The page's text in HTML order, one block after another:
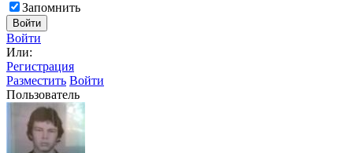
Запомнить
Войти
Войти
Или:
Регистрация
Разместить Войти
Пользователь